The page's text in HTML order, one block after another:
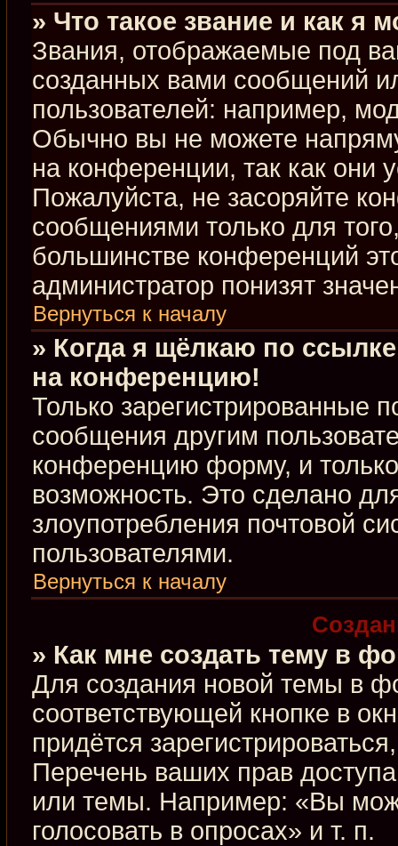
» Что такое звание и как я
Звания, отображаемые под
созданных вами сообщений
пользователей: например,
Обычно вы не можете
на конференции, так как они
Пожалуйста, не засоряйте
сообщениями только для
большинстве конференций
администратор понизят
Вернуться к началу
» Когда я щёлкаю по
на конференцию!
Только зарегистрированные
сообщения другим
конференцию форму, и
возможность. Это сделано
злоупотребления почтовой
пользователями.
Вернуться к началу
» Как мне создать тему в
Для создания новой темы в
соответствующей кнопке в
придётся
Перечень ваших прав
или темы. Например: «Вы
голосовать в опросах» и т. п.